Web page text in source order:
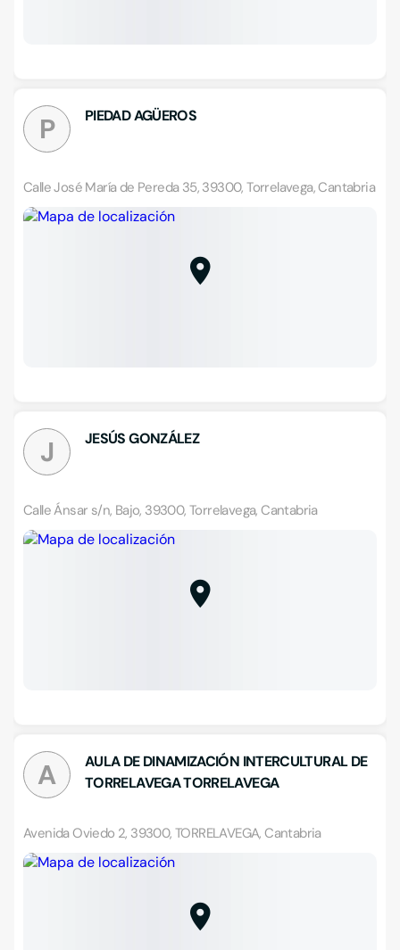
P PIEDAD AGÜEROS
Calle José María de Pereda 35, 39300, Torrelavega, Cantabria
J JESÚS GONZÁLEZ
Calle Ánsar s/n, Bajo, 39300, Torrelavega, Cantabria
A
AULA DE DINAMIZACIÓN INTERCULTURAL DE
TORRELAVEGA TORRELAVEGA
Avenida Oviedo 2, 39300, TORRELAVEGA, Cantabria